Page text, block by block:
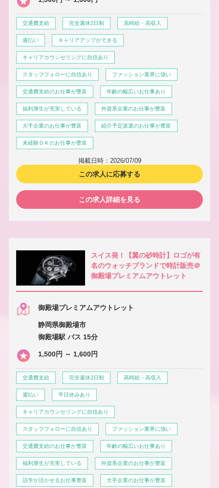
交通費支給 完全週休2日制 高時給・高収入
週払い キャリアアップができる
キャリアカウンセリングに自信あり
スタッフフォローに自信あり ファッション業界に強い
交通費支給のお仕事が豊富 年齢の幅広いお仕事あり
福利厚生が充実している 外資系企業のお仕事が豊富
大手企業のお仕事が豊富 紹介予定派遣のお仕事が豊富
未経験ＯＫのお仕事が豊富
掲載日時：2026/07/09
この求人に応募する
この求人詳細を見る
スイス発！【翼の砂時計】ロゴが有
名のウォッチブランドで時計販売＠
御殿場プレミアムアウトレット
御殿場プレミアムアウトレット
静岡県御殿場市
御殿場駅 バス 15分
1,500円 ～ 1,600円
交通費支給 完全週休2日制 高時給・高収入
週払い 平日休みあり
キャリアカウンセリングに自信あり
スタッフフォローに自信あり ファッション業界に強い
交通費支給のお仕事が豊富 年齢の幅広いお仕事あり
福利厚生が充実している 外資系企業のお仕事が豊富
語学が活かせるお仕事豊富 大手企業のお仕事が豊富